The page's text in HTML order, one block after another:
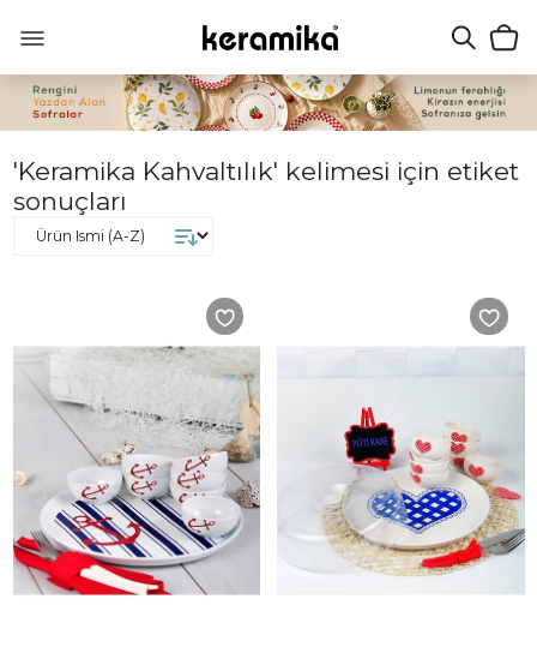
'Keramika Kahvaltılık' kelimesi için etiket
sonuçları